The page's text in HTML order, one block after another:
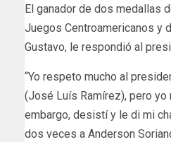
El ganador de dos medallas
Juegos Centroamericanos y
Gustavo, le respondió al
“Yo respeto mucho al
(José Luís Ramírez), pero yo
embargo, desistí y le di mi
dos veces a Anderson